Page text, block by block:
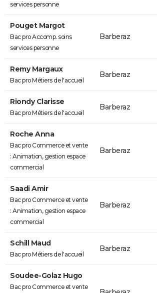
services personne
Pouget Margot
Bac pro Accomp. soins
services personne
Barberaz
Remy Margaux
Bac pro Métiers de l'accueil
Barberaz
Riondy Clarisse
Bac pro Métiers de l'accueil
Barberaz
Roche Anna
Bac pro Commerce et vente
: Animation, gestion espace
commercial
Barberaz
Saadi Amir
Bac pro Commerce et vente
: Animation, gestion espace
commercial
Barberaz
Schill Maud
Bac pro Métiers de l'accueil
Barberaz
Soudee-Golaz Hugo
Bac pro Commerce et vente